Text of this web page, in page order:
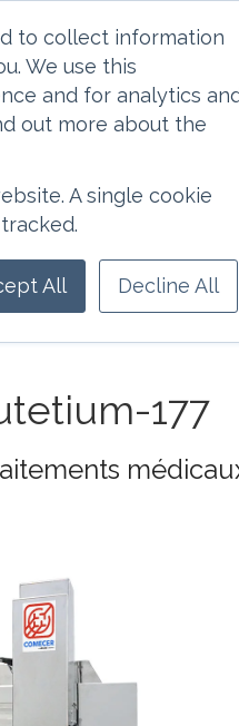
to collect information
We use this
and for analytics
out more about the
A single cookie
All Decline All
traduction est créée
erreurs ne peuvent pas
contenant les
177